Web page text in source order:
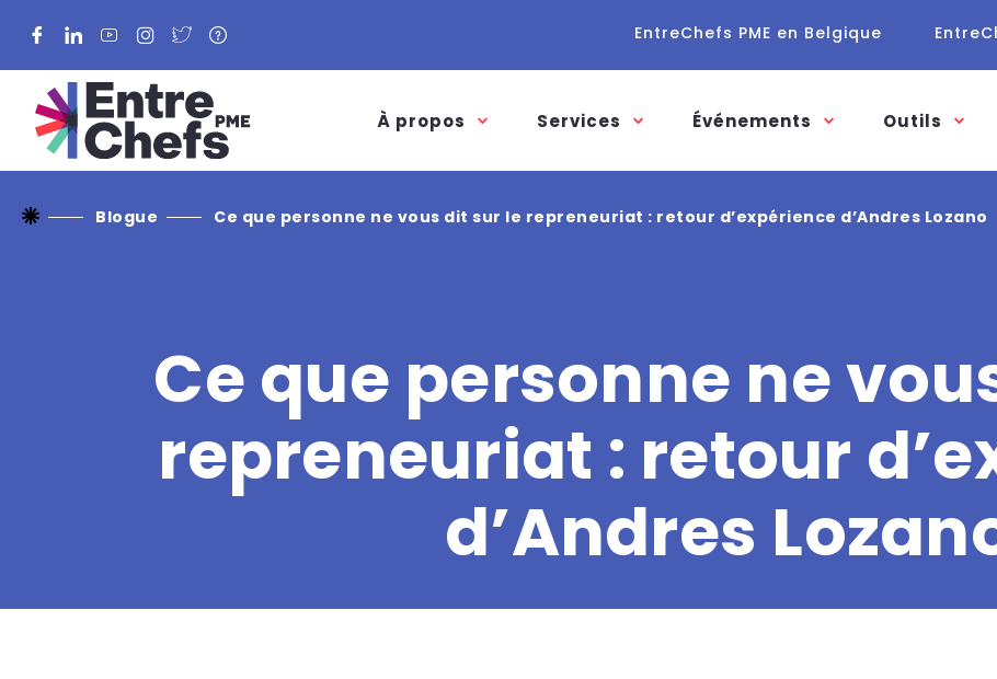
FacebookLinkedInYouTubeInstagramTwitter EntreChefs PME en Belgique
À propos Services Événements Outils
Blogue Ce que personne ne vous dit sur le repreneuriat : retour d’expérience d’Andres Lozano
Ce que personne ne
repreneuriat : retour
d’Andres